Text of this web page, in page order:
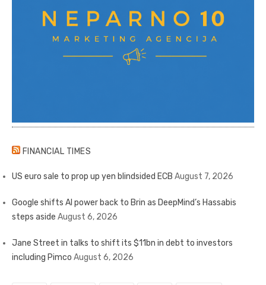
FINANCIAL TIMES
US euro sale to prop up yen blindsided ECB August 7, 2026
Google shifts AI power back to Brin as DeepMind’s Hassabis
steps aside August 6, 2026
Jane Street in talks to shift its $11bn in debt to investors
including Pimco August 6, 2026